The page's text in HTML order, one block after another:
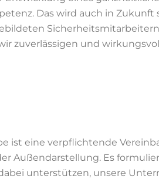
Das wird auch in Zukunft
zuverlässigen und
ist eine verpflichtende
Außendarstellung. Es
unterstützen, unsere